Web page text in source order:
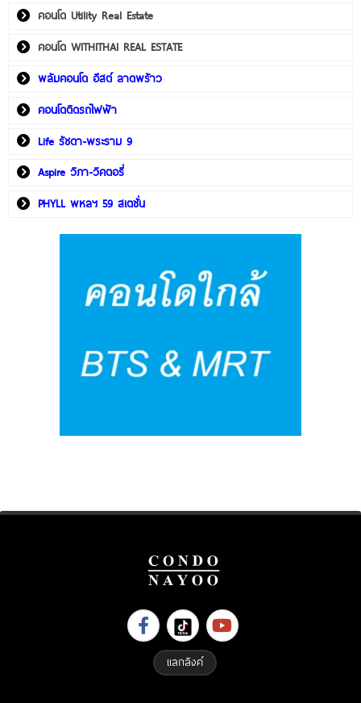
คอนโด Utility Real Estate
คอนโด WITHITHAI REAL ESTATE
พลัมคอนโด อีสต์ ลาดพร้าว
คอนโดติดรถไฟฟ้า
Life รัชดา-พระราม 9
Aspire วิภา-วิคตอรี่
PHYLL พหลฯ 59 สเตชั่น
แลกลิงค์